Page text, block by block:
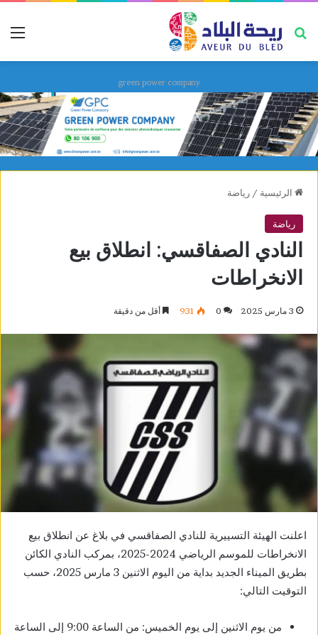
بحث عن
green power company
الرئيسية / رياضة
رياضة
النادي الصفاقسي: انطلاق بيع
الانخراطات
3 مارس 2025 0
931 أقل من دقيقة
اعلنت الهيئة التسييرية للنادي الصفاقسي في بلاغ عن انطلاق بيع
الانخراطات للموسم الرياضي 2024-2025، بمركب النادي الكائن
بطريق الميناء الجديد بداية من اليوم الاثنين 3 مارس 2025، حسب
التوقيت التالي:
من يوم الاثنين إلى يوم الخميس: من الساعة 9:00 إلى الساعة